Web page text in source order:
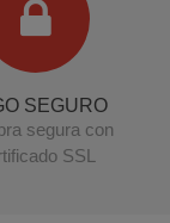
SEGURO
segura con
SSL